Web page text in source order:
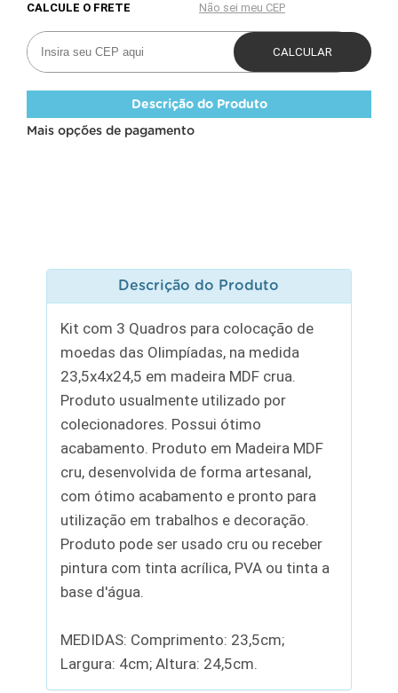
Descrição do Produto
Mais opções de pagamento
Descrição do Produto
Kit com 3 Quadros para colocação de
moedas das Olimpíadas, na medida
23,5x4x24,5 em madeira MDF crua.
Produto usualmente utilizado por
colecionadores. Possui ótimo
acabamento. Produto em Madeira MDF
cru, desenvolvida de forma artesanal,
com ótimo acabamento e pronto para
utilização em trabalhos e decoração.
Produto pode ser usado cru ou receber
pintura com tinta acrílica, PVA ou tinta a
base d'água.
MEDIDAS: Comprimento: 23,5cm;
Largura: 4cm; Altura: 24,5cm.